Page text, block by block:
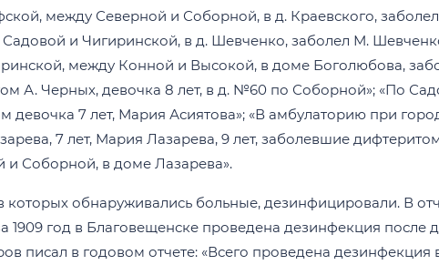
между Северной и Соборной, в д. Краевского,
и Чигиринской, в д. Шевченко, заболел М.
между Конной и Высокой, в доме Боголюбова,
А. Черных, девочка 8 лет, в д. №60 по Соборной»; «По
девочка 7 лет, Мария Асиятова»; «В амбулаторию при
7 лет, Мария Лазарева, 9 лет, заболевшие
и Соборной, в доме Лазарева».
которых обнаруживались больные, дезинфицировали. В
1909 год в Благовещенске проведена дезинфекция после
писал в годовом отчете: «Всего проведена дезинфекция